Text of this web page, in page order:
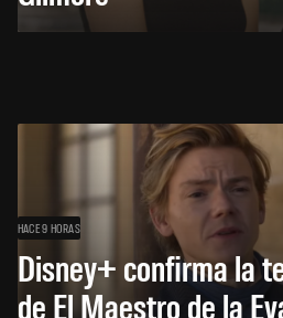
HACE 9 HORAS
Disney+ confirma la
de El Maestro de la